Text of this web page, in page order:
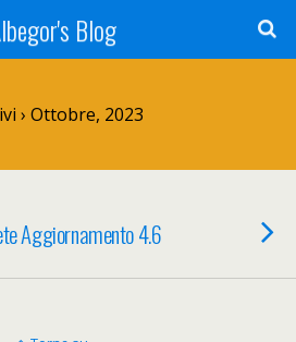
Blog
› Ottobre, 2023
Aggiornamento 4.6